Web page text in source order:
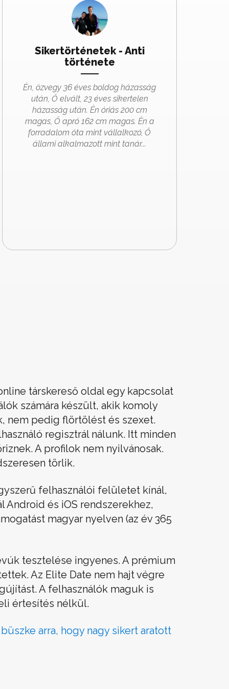
Sikertörténetek - Anti
története
Én, özvegy 36 éves boldog házasság
után, Ő elvált, 23 éves sikertelen
házasság után. Én óriás 200 cm
magas, Ő apró 162 cm magas. Én a
forradalom óta mint vállalkozó, Ő
állami alkalmazott mint tanár...
társkereső oldal egy kapcsolat
számára készült, akik komoly
nem pedig flörtölést és szexet.
regisztrál nálunk. Itt minden
A profilok nem nyilvánosak.
törlik.
felhasználói felületet kínál,
Android és iOS rendszerekhez,
magyar nyelven (az év 365
tesztelése ingyenes. A prémium
Az Elite Date nem hajt végre
A felhasználók maguk is
értesítés nélkül.
arra, hogy nagy sikert aratott